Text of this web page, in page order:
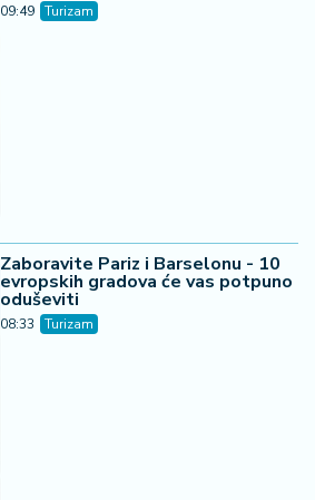
09:49 Turizam
Zaboravite Pariz i Barselonu - 10
evropskih gradova će vas potpuno
oduševiti
08:33 Turizam